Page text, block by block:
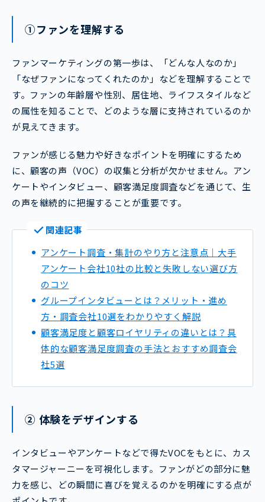
①ファンを理解する
ファンマーケティングの第一歩は、「どんな人なのか」
「なぜファンになってくれたのか」などを理解することで
す。ファンの年齢層や性別、居住地、ライフスタイルなど
の属性を知ることで、どのような層に支持されているのか
が見えてきます。
ファンが感じる魅力や好きなポイントを明確にするため
に、顧客の声（VOC）の収集と分析が欠かせません。アン
ケートやインタビュー、顧客満足度調査などを通じて、生
の声を継続的に把握することが重要です。
関連記事
アンケート調査・集計のやり方と注意点｜大手
アンケート会社10社の比較と失敗しない選び方
のコツ
グループインタビューとは？メリット・進め
方・調査会社10選をわかりやすく解説
顧客満足度と顧客ロイヤリティの違いとは？具
体的な顧客満足度調査の手法とおすすめ調査会
社5選
② 体験をデザインする
インタビューやアンケートなどで得たVOCをもとに、カス
タマージャーニーを可視化します。ファンがどの部分に魅
力を感じ、どの瞬間に喜びを覚えるのかを明確にする点が